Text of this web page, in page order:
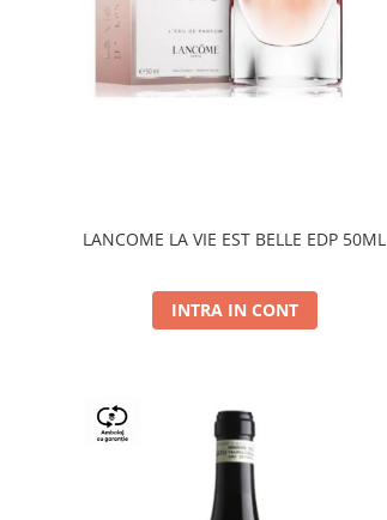
LANCOME LA VIE EST BELLE EDP 50ML
INTRA IN CONT